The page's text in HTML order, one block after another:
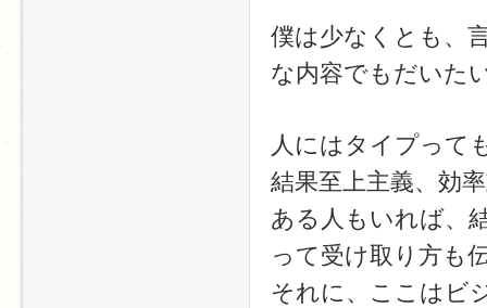
僕は少なくとも、
な内容でもだいた
人にはタイプって
結果至上主義、効
ある人もいれば、
って受け取り方も
それに、ここはビ